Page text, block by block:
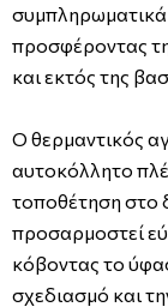
προσφέροντας
και εκτός της
Ο θερμαντικός
αυτοκόλλητο
τοποθέτηση στο
προσαρμοστεί
κόβοντας το
σχεδιασμό και